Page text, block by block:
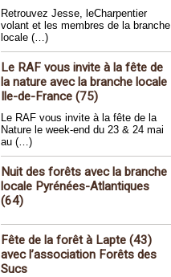
Retrouvez Jesse, leCharpentier
volant et les membres de la branche
locale (…)
Le RAF vous invite à la fête de
la nature avec la branche locale
Ile-de-France (75)
Le RAF vous invite à la fête de la
Nature le week-end du 23 & 24 mai
au (…)
Nuit des forêts avec la branche
locale Pyrénées-Atlantiques
(64)
Fête de la forêt à Lapte (43)
avec l’association Forêts des
Sucs